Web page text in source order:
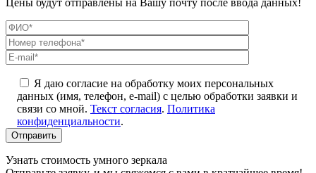
Цены будут отправлены на Вашу почту после ввода данных!
Я даю согласие на обработку моих персональных
данных (имя, телефон, e-mail) с целью обработки заявки и
связи со мной. Текст согласия. Политика
конфиденциальности.
Узнать стоимость умного зеркала